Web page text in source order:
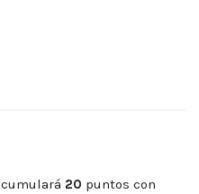
20 puntos con